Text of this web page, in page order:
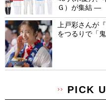
Ｇ）が集結 ―
上戸彩さんが
をつるりで「
PICK